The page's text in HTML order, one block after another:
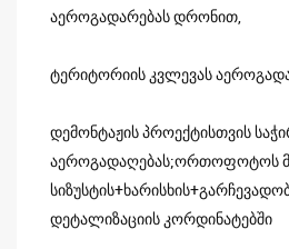
აეროგადარებას დრონით,
ტერიტორიის კვლევას
დემონტაჟის პროექტისთვის
აეროგადაღებას;ორთოფოტოს
დეტალიზაციის კორდინატებში